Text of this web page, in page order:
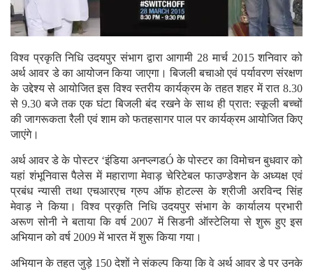
विश्व प्रकृति निधि उदयपुर संभाग द्वारा आगामी 28 मार्च 2015 शनिवार को
अर्थ आवर डे का आयोजन किया जाएगा। बिजली बचाओ एवं पर्यावरण संरक्षण
के उद्देश्य से आयोजित इस विश्व स्तरीय कार्यक्रम के तहत शहर में रात 8.30
से 9.30 बजे तक एक घंटा बिजली बंद रखने के साथ ही प्रात: स्कूली बच्चों
की जागरूकता रैली एवं शाम को फतहसागर पाल पर कार्यक्रम आयोजित किए
जाएंगे।
अर्थ आवर डे के पोस्टर ‘इंडिया अनप्ल्गडÓ के पोस्टर का विमोचन बुधवार को
यहां शंभूनिवास पैलेस में महाराणा मेवाड़ चेरिटेबल फाउण्डेशन के अध्यक्ष एवं
प्रबंध न्यासी तथा एचआरएच ग्रुप ऑफ होटल्स के श्रीजी अरविन्द सिंह
मेवाड़ ने किया। विश्व प्रकृति निधि उदयपुर संभाग के कार्यालय प्रभारी
अरूण सोनी ने बताया कि वर्ष 2007 में सिडनी ऑस्टेलिया से शुरू हुए इस
अभियान को वर्ष 2009 में भारत में शुरू किया गया।
अभियान के तहत जुड़े 150 देशों ने संकल्प किया कि वे अर्थ आवर डे पर उनके